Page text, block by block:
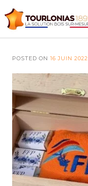
to
content
POSTED ON 16 JUIN 2022